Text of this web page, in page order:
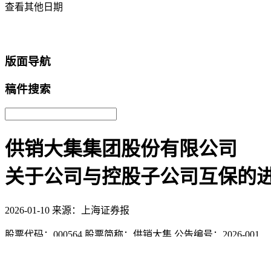
查看其他日期
版面导航
稿件搜索
供销大集集团股份有限公司
关于公司与控股子公司互保的
2026-01-10 来源：上海证券报
股票代码：000564 股票简称：供销大集 公告编号：2026-001